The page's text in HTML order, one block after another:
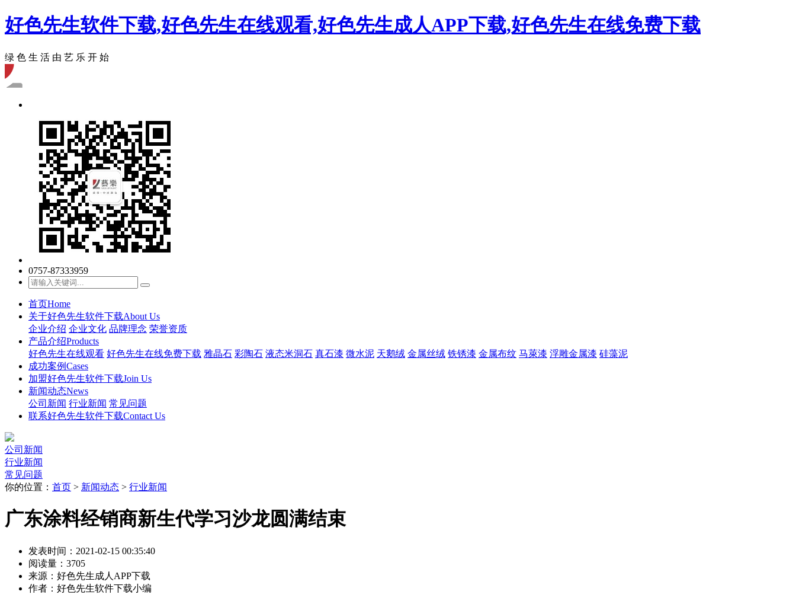
好色先生软件下载,好色先生在线观看,好色先生成人APP下载,好色先生在线免费下载
绿 色 生 活 由 艺 乐 开 始
0757-87333959
首页Home
关于好色先生软件下载About Us
企业介绍 企业文化 品牌理念 荣誉资质
产品介绍Products
好色先生在线观看 好色先生在线免费下载 雅晶石 彩陶石 液态米洞石 真石漆 微水泥 天鹅绒 金属丝绒 铁锈漆 金属布纹 马萊漆 浮雕金属漆 硅藻泥
成功案例Cases
加盟好色先生软件下载Join Us
新闻动态News
公司新闻 行业新闻 常见问题
联系好色先生软件下载Contact Us
公司新闻
行业新闻
常见问题
你的位置： 首页 > 新闻动态 > 行业新闻
广东涂料经销商新生代学习沙龙圆满结束
发表时间：2021-02-15 00:35:40
阅读量：3705
来源：好色先生成人APP下载
作者：好色先生软件下载小编